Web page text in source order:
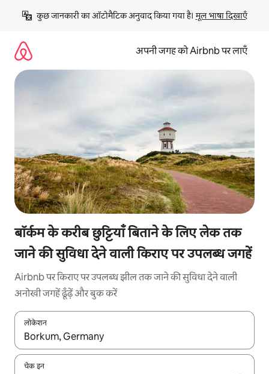
छोड़कर
कॉन्टेंट
कुछ जानकारी का ऑटोमैटिक अनुवाद किया गया है। मूल भाषा दिखाएँ
अपनी जगह को Airbnb पर लाएँ
बॉर्कम के करीब छुट्टियाँ बिताने के लिए लेक तक
जाने की सुविधा देने वाली किराए पर उपलब्ध जगहें
Airbnb पर किराए पर उपलब्ध झील तक जाने की सुविधा देने वाली
अनोखी जगहें ढूँढ़ें और बुक करें
लोकेशन
नतीजों के उपलब्ध होने पर, अप और डाउन 'ऐरो की' का इस्तेमाल करके नेविगेट
चेक इन